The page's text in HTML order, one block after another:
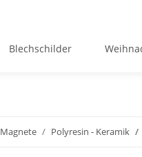
Blechschilder
Magnete Polyresin - Keramik